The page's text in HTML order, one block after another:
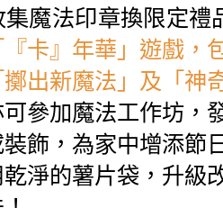
魔法印章換限定禮
卡』年華」遊戲，
出新魔法」及「神
參加魔法工作坊 ，
飾，為家中增添節
乾淨的薯片袋，升級